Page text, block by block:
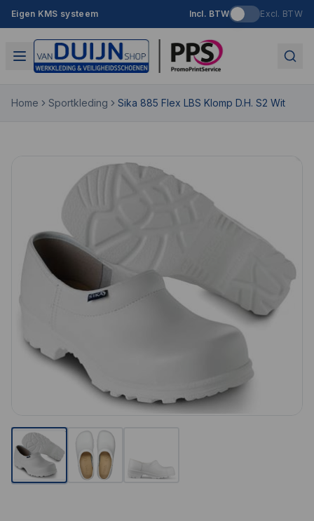
Eigen KMS systeem Incl. BTW Excl. BTW
Home Sportkleding Sika 885 Flex LBS Klomp D.H. S2 Wit